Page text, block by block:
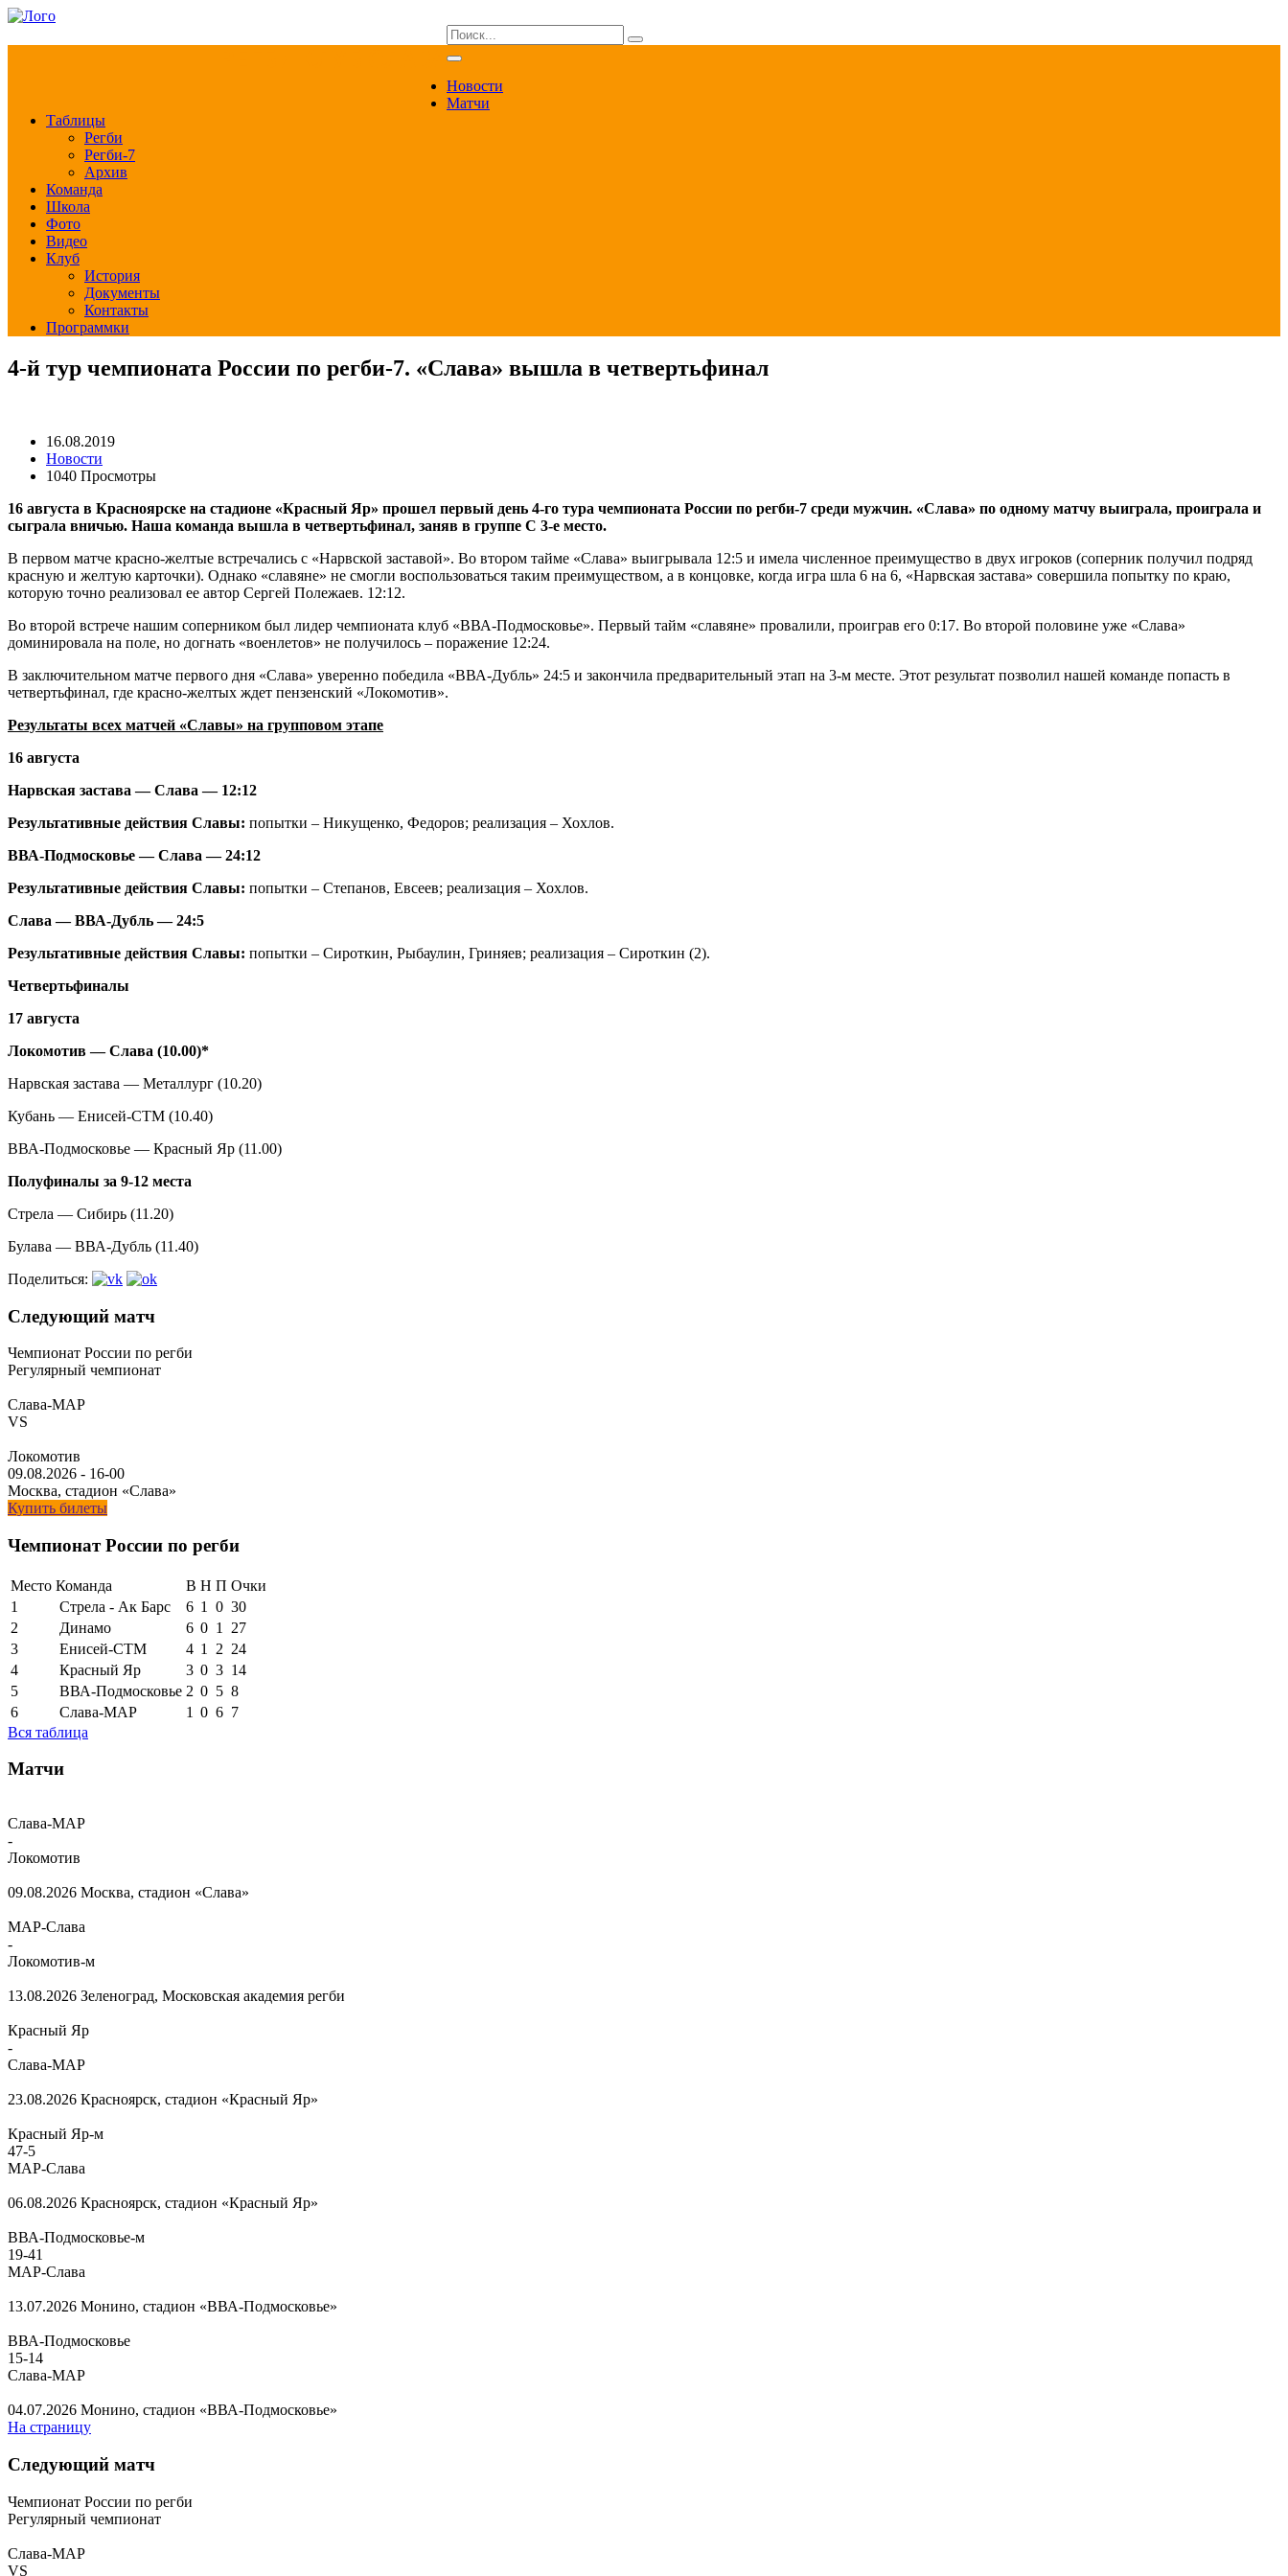
Новости
Матчи
Таблицы
Регби
Регби-7
Архив
Команда
Школа
Фото
Видео
Клуб
История
Документы
Контакты
Программки
4-й тур чемпионата России по регби-7. «Слава» вышла в четвертьфинал
16.08.2019
Новости
1040 Просмотры
16 августа в Красноярске на стадионе «Красный Яр» прошел первый день 4-го тура чемпионата России по регби-7 среди мужчин. «Слава» по одному матчу выиграла, проиграла и
сыграла вничью. Наша команда вышла в четвертьфинал, заняв в группе С 3-е место.
В первом матче красно-желтые встречались с «Нарвской заставой». Во втором тайме «Слава» выигрывала 12:5 и имела численное преимущество в двух игроков (соперник получил подряд
красную и желтую карточки). Однако «славяне» не смогли воспользоваться таким преимуществом, а в концовке, когда игра шла 6 на 6, «Нарвская застава» совершила попытку по краю,
которую точно реализовал ее автор Сергей Полежаев. 12:12.
Во второй встрече нашим соперником был лидер чемпионата клуб «ВВА-Подмосковье». Первый тайм «славяне» провалили, проиграв его 0:17. Во второй половине уже «Слава»
доминировала на поле, но догнать «военлетов» не получилось – поражение 12:24.
В заключительном матче первого дня «Слава» уверенно победила «ВВА-Дубль» 24:5 и закончила предварительный этап на 3-м месте. Этот результат позволил нашей команде попасть в
четвертьфинал, где красно-желтых ждет пензенский «Локомотив».
Результаты всех матчей «Славы» на групповом этапе
16 августа
Нарвская застава — Слава — 12:12
Результативные действия Славы: попытки – Никущенко, Федоров; реализация – Хохлов.
ВВА-Подмосковье — Слава — 24:12
Результативные действия Славы: попытки – Степанов, Евсеев; реализация – Хохлов.
Слава — ВВА-Дубль — 24:5
Результативные действия Славы: попытки – Сироткин, Рыбаулин, Гриняев; реализация – Сироткин (2).
Четвертьфиналы
17 августа
Локомотив — Слава (10.00)*
Нарвская застава — Металлург (10.20)
Кубань — Енисей-СТМ (10.40)
ВВА-Подмосковье — Красный Яр (11.00)
Полуфиналы за 9-12 места
Стрела — Сибирь (11.20)
Булава — ВВА-Дубль (11.40)
Поделиться:
Следующий матч
Чемпионат России по регби
Регулярный чемпионат
Слава-МАР
VS
Локомотив
09.08.2026 - 16-00
Москва, стадион «Слава»
Купить билеты
Чемпионат России по регби
Место Команда В Н П Очки
1
Стрела - Ак Барс 6 1 0 30
2
Динамо 6 0 1
27
3
Енисей-СТМ 4 1 2 24
4
Красный Яр 3 0 3 14
5
ВВА-Подмосковье 2 0 5 8
6
Слава-МАР 1 0 6 7
Вся таблица
Матчи
Слава-МАР
-
Локомотив
09.08.2026 Москва, стадион «Слава»
МАР-Слава
-
Локомотив-м
13.08.2026 Зеленоград, Московская академия регби
Красный Яр
-
Слава-МАР
23.08.2026 Красноярск, стадион «Красный Яр»
Красный Яр-м
47-5
МАР-Слава
06.08.2026 Красноярск, стадион «Красный Яр»
ВВА-Подмосковье-м
19-41
МАР-Слава
13.07.2026 Монино, стадион «ВВА-Подмосковье»
ВВА-Подмосковье
15-14
Слава-МАР
04.07.2026 Монино, стадион «ВВА-Подмосковье»
На страницу
Следующий матч
Чемпионат России по регби
Регулярный чемпионат
Слава-МАР
VS